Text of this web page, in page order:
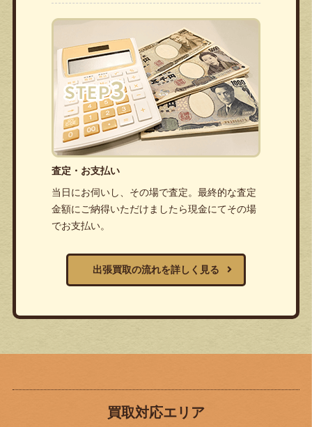
査定・お支払い
当日にお伺いし、その場で査定。最終的な査定
金額にご納得いただけましたら現金にてその場
でお支払い。
出張買取の流れを詳しく見る
買取対応エリア